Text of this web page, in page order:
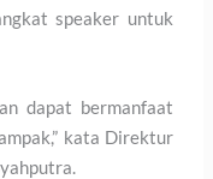
speaker untuk
dapat bermanfaat
kata Direktur